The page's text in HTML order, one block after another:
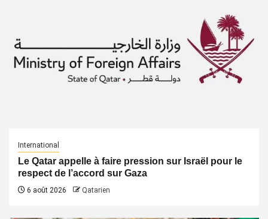
International
Le Qatar appelle à faire pression sur Israël pour le
respect de l’accord sur Gaza
6 août 2026 Qatarien